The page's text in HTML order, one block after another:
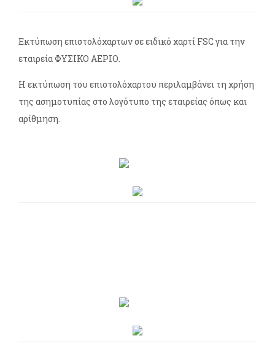
Εκτύπωση επιστολόχαρτων σε ειδικό χαρτί FSC για την
εταιρεία ΦΥΣΙΚΟ ΑΕΡΙΟ.
Η εκτύπωση του επιστολόχαρτου περιλαμβάνει τη χρήση
της ασημοτυπίας στο λογότυπο της εταιρείας όπως και
αρίθμηση.